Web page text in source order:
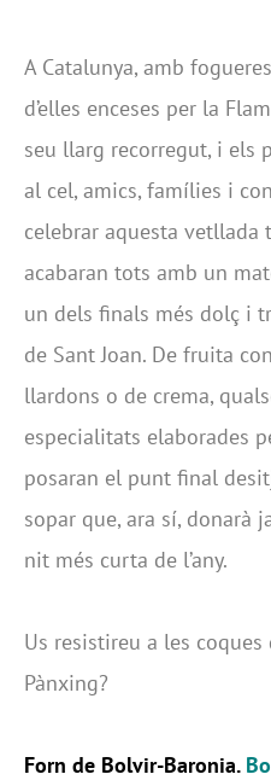
A Catalunya, amb
d’elles enceses per la
seu llarg recorregut, i els
al cel, amics, famílies i
celebrar aquesta vetllada
acabaran tots amb un
un dels finals més dolç i
de Sant Joan. De fruita
llardons o de crema,
especialitats elaborades
posaran el punt final
sopar que, ara sí, donarà
nit més curta de l’any.
Us resistireu a les
Pànxing?
Forn de Bolvir-Baronia.